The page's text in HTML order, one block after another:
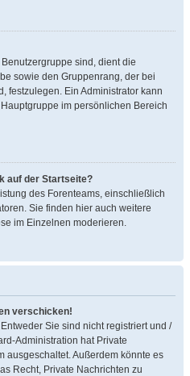
sind, dient die
sowie den Gruppenrang, der bei
festzulegen. Ein Administrator kann
im persönlichen Bereich
auf der Startseite?
des Forenteams, einschließlich
Sie finden hier auch weitere
im Einzelnen moderieren.
verschicken!
Sie sind nicht registriert und /
Administration hat Private
ausgeschaltet. Außerdem könnte es
Recht, Private Nachrichten zu